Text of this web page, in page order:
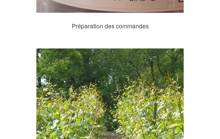
Préparation des commandes